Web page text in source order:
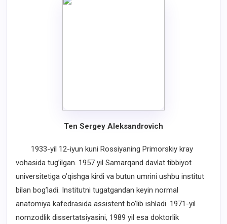
Ten Sergey Aleksandrovich
1933-yil 12-iyun kuni Rossiyaning Primorskiy kray
vohasida tug’ilgan. 1957 yil Samarqand davlat tibbiyot
universitetiga o’qishga kirdi va butun umrini ushbu institut
bilan bog’ladi. Institutni tugatgandan keyin normal
anatomiya kafedrasida assistent bo’lib ishladi. 1971-yil
nomzodlik dissertatsiyasini, 1989 yil esa doktorlik